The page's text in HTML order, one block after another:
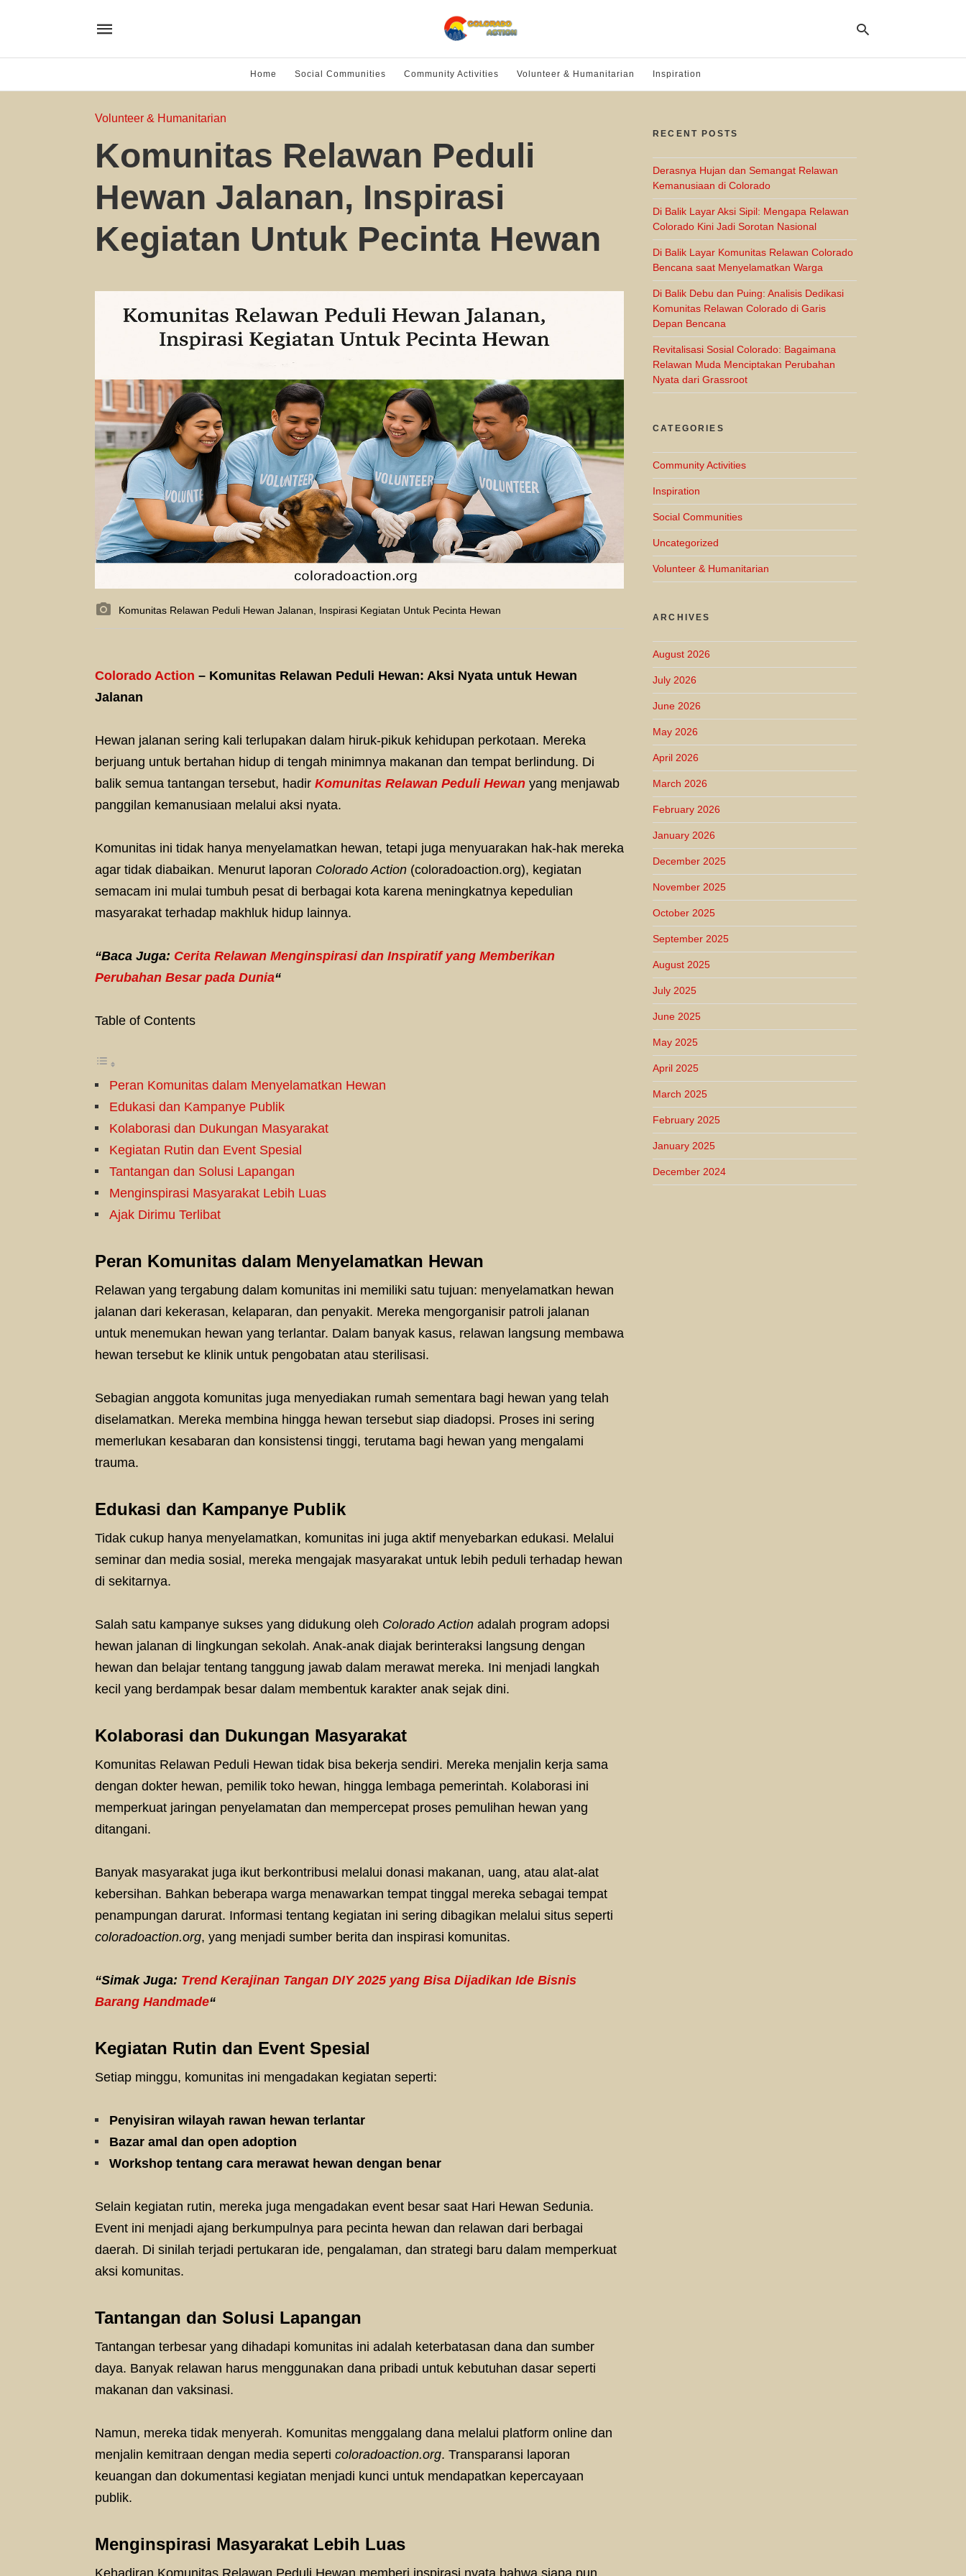
Home Social Communities Community Activities Volunteer & Humanitarian Inspiration
Volunteer & Humanitarian
Komunitas Relawan Peduli
Hewan Jalanan, Inspirasi
Kegiatan Untuk Pecinta Hewan
Komunitas Relawan Peduli Hewan Jalanan, Inspirasi Kegiatan Untuk Pecinta Hewan
Colorado Action – Komunitas Relawan Peduli Hewan: Aksi Nyata untuk Hewan
Jalanan
Hewan jalanan sering kali terlupakan dalam hiruk-pikuk kehidupan perkotaan. Mereka
berjuang untuk bertahan hidup di tengah minimnya makanan dan tempat berlindung. Di
balik semua tantangan tersebut, hadir Komunitas Relawan Peduli Hewan yang menjawab
panggilan kemanusiaan melalui aksi nyata.
Komunitas ini tidak hanya menyelamatkan hewan, tetapi juga menyuarakan hak-hak mereka
agar tidak diabaikan. Menurut laporan Colorado Action (coloradoaction.org), kegiatan
semacam ini mulai tumbuh pesat di berbagai kota karena meningkatnya kepedulian
masyarakat terhadap makhluk hidup lainnya.
“Baca Juga: Cerita Relawan Menginspirasi dan Inspiratif yang Memberikan
Perubahan Besar pada Dunia“
Table of Contents
Peran Komunitas dalam Menyelamatkan Hewan
Edukasi dan Kampanye Publik
Kolaborasi dan Dukungan Masyarakat
Kegiatan Rutin dan Event Spesial
Tantangan dan Solusi Lapangan
Menginspirasi Masyarakat Lebih Luas
Ajak Dirimu Terlibat
Peran Komunitas dalam Menyelamatkan Hewan
Relawan yang tergabung dalam komunitas ini memiliki satu tujuan: menyelamatkan hewan
jalanan dari kekerasan, kelaparan, dan penyakit. Mereka mengorganisir patroli jalanan
untuk menemukan hewan yang terlantar. Dalam banyak kasus, relawan langsung membawa
hewan tersebut ke klinik untuk pengobatan atau sterilisasi.
Sebagian anggota komunitas juga menyediakan rumah sementara bagi hewan yang telah
diselamatkan. Mereka membina hingga hewan tersebut siap diadopsi. Proses ini sering
memerlukan kesabaran dan konsistensi tinggi, terutama bagi hewan yang mengalami
trauma.
Edukasi dan Kampanye Publik
Tidak cukup hanya menyelamatkan, komunitas ini juga aktif menyebarkan edukasi. Melalui
seminar dan media sosial, mereka mengajak masyarakat untuk lebih peduli terhadap hewan
di sekitarnya.
Salah satu kampanye sukses yang didukung oleh Colorado Action adalah program adopsi
hewan jalanan di lingkungan sekolah. Anak-anak diajak berinteraksi langsung dengan
hewan dan belajar tentang tanggung jawab dalam merawat mereka. Ini menjadi langkah
kecil yang berdampak besar dalam membentuk karakter anak sejak dini.
Kolaborasi dan Dukungan Masyarakat
Komunitas Relawan Peduli Hewan tidak bisa bekerja sendiri. Mereka menjalin kerja sama
dengan dokter hewan, pemilik toko hewan, hingga lembaga pemerintah. Kolaborasi ini
memperkuat jaringan penyelamatan dan mempercepat proses pemulihan hewan yang
ditangani.
Banyak masyarakat juga ikut berkontribusi melalui donasi makanan, uang, atau alat-alat
kebersihan. Bahkan beberapa warga menawarkan tempat tinggal mereka sebagai tempat
penampungan darurat. Informasi tentang kegiatan ini sering dibagikan melalui situs seperti
coloradoaction.org, yang menjadi sumber berita dan inspirasi komunitas.
“Simak Juga: Trend Kerajinan Tangan DIY 2025 yang Bisa Dijadikan Ide Bisnis
Barang Handmade“
Kegiatan Rutin dan Event Spesial
Setiap minggu, komunitas ini mengadakan kegiatan seperti:
Penyisiran wilayah rawan hewan terlantar
Bazar amal dan open adoption
Workshop tentang cara merawat hewan dengan benar
Selain kegiatan rutin, mereka juga mengadakan event besar saat Hari Hewan Sedunia.
Event ini menjadi ajang berkumpulnya para pecinta hewan dan relawan dari berbagai
daerah. Di sinilah terjadi pertukaran ide, pengalaman, dan strategi baru dalam memperkuat
aksi komunitas.
Tantangan dan Solusi Lapangan
Tantangan terbesar yang dihadapi komunitas ini adalah keterbatasan dana dan sumber
daya. Banyak relawan harus menggunakan dana pribadi untuk kebutuhan dasar seperti
makanan dan vaksinasi.
Namun, mereka tidak menyerah. Komunitas menggalang dana melalui platform online dan
menjalin kemitraan dengan media seperti coloradoaction.org. Transparansi laporan
keuangan dan dokumentasi kegiatan menjadi kunci untuk mendapatkan kepercayaan
publik.
Menginspirasi Masyarakat Lebih Luas
Kehadiran Komunitas Relawan Peduli Hewan memberi inspirasi nyata bahwa siapa pun
RECENT POSTS
Derasnya Hujan dan Semangat Relawan
Kemanusiaan di Colorado
Di Balik Layar Aksi Sipil: Mengapa Relawan
Colorado Kini Jadi Sorotan Nasional
Di Balik Layar Komunitas Relawan Colorado
Bencana saat Menyelamatkan Warga
Di Balik Debu dan Puing: Analisis Dedikasi
Komunitas Relawan Colorado di Garis
Depan Bencana
Revitalisasi Sosial Colorado: Bagaimana
Relawan Muda Menciptakan Perubahan
Nyata dari Grassroot
CATEGORIES
Community Activities
Inspiration
Social Communities
Uncategorized
Volunteer & Humanitarian
ARCHIVES
August 2026
July 2026
June 2026
May 2026
April 2026
March 2026
February 2026
January 2026
December 2025
November 2025
October 2025
September 2025
August 2025
July 2025
June 2025
May 2025
April 2025
March 2025
February 2025
January 2025
December 2024